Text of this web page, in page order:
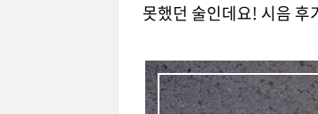
못했던 술인데요! 시음 후